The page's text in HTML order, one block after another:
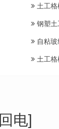
土工格
钢塑土
自粘玻
土工格
电]